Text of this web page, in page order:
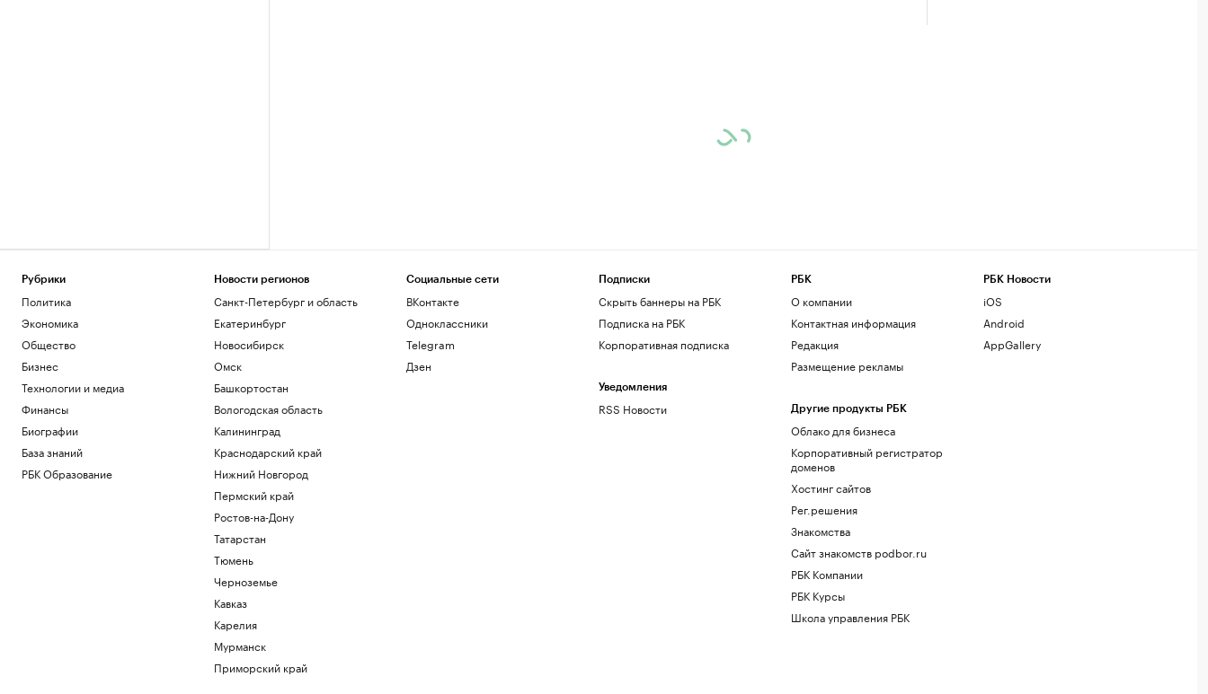
Рубрики
Политика
Экономика
Общество
Бизнес
Технологии и медиа
Финансы
Биографии
База знаний
РБК Образование
Новости регионов
Санкт-Петербург и область
Екатеринбург
Новосибирск
Омск
Башкортостан
Вологодская область
Калининград
Краснодарский край
Нижний Новгород
Пермский край
Ростов-на-Дону
Татарстан
Тюмень
Черноземье
Кавказ
Карелия
Мурманск
Приморский край
Социальные сети
ВКонтакте
Одноклассники
Telegram
Дзен
Подписки
Скрыть баннеры на РБК
Подписка на РБК
Корпоративная подписка
Уведомления
RSS Новости
РБК
О компании
Контактная информация
Редакция
Размещение рекламы
Другие продукты РБК
Облако для бизнеса
Корпоративный регистратор
доменов
Хостинг сайтов
Рег.решения
Знакомства
Сайт знакомств podbor.ru
РБК Компании
РБК Курсы
Школа управления РБК
РБК Новости
iOS
Android
AppGallery